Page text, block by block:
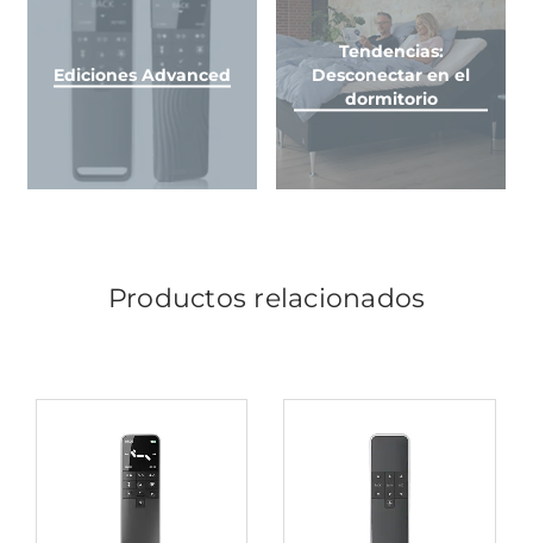
Ediciones Advanced
Tendencias:
Desconectar en el
dormitorio
Productos relacionados